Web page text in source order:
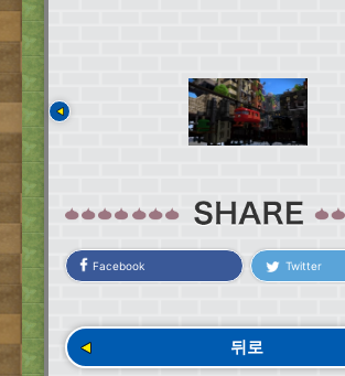
Facebook Twitter
뒤로